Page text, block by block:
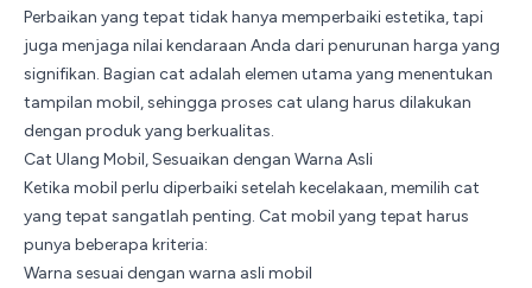
Perbaikan yang tepat tidak hanya memperbaiki estetika, tapi
juga menjaga nilai kendaraan Anda dari penurunan harga yang
signifikan. Bagian cat adalah elemen utama yang menentukan
tampilan mobil, sehingga proses cat ulang harus dilakukan
dengan produk yang berkualitas.
Cat Ulang Mobil, Sesuaikan dengan Warna Asli
Ketika mobil perlu diperbaiki setelah kecelakaan, memilih cat
yang tepat sangatlah penting. Cat mobil yang tepat harus
punya beberapa kriteria:
Warna sesuai dengan warna asli mobil